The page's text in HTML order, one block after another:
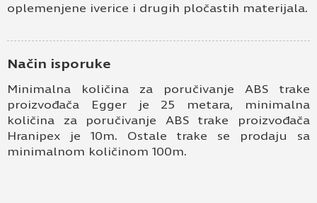
oplemenjene iverice i drugih pločastih materijala.
Način isporuke
Minimalna količina za poručivanje ABS trake
proizvođača Egger je 25 metara, minimalna
količina za poručivanje ABS trake proizvođača
Hranipex je 10m. Ostale trake se prodaju sa
minimalnom količinom 100m.